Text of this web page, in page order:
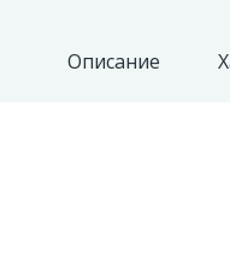
Описание